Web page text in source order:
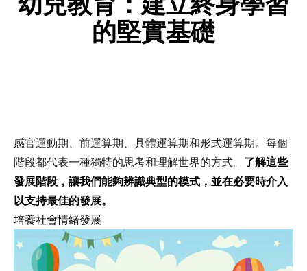
的堅實基礎
感官運動期、前運算期、具體運算期和形式運算期。每個
階段都代表一種獨特的思考和理解世界的方式。 了解這些
發展階段，讓我們能夠辨識典型的模式，並在必要時介入
以支持最佳的發展。
培養社會情緒發展